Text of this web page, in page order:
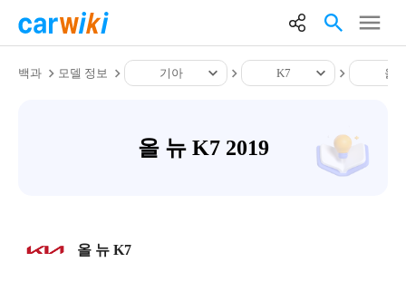
백과 모델 정보 기아 K7 올
올 뉴 K7 2019
올 뉴 K7